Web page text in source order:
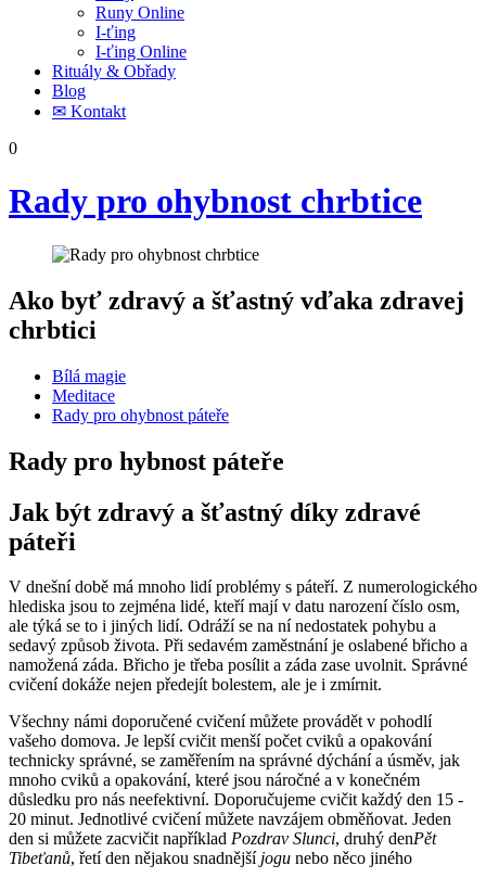
Runy Online
I-ťing
I-ťing Online
Rituály & Obřady
Blog
✉ Kontakt
0
Rady pro ohybnost chrbtice
Ako byť zdravý a šťastný vďaka zdravej
chrbtici
Bílá magie
Meditace
Rady pro ohybnost páteře
Rady pro hybnost páteře
Jak být zdravý a šťastný díky zdravé
páteři
V dnešní době má mnoho lidí problémy s páteří. Z numerologického
hlediska jsou to zejména lidé, kteří mají v datu narození číslo osm,
ale týká se to i jiných lidí. Odráží se na ní nedostatek pohybu a
sedavý způsob života. Při sedavém zaměstnání je oslabené břicho a
namožená záda. Břicho je třeba posílit a záda zase uvolnit. Správné
cvičení dokáže nejen předejít bolestem, ale je i zmírnit.
Všechny námi doporučené cvičení můžete provádět v pohodlí
vašeho domova. Je lepší cvičit menší počet cviků a opakování
technicky správné, se zaměřením na správné dýchání a úsměv, jak
mnoho cviků a opakování, které jsou náročné a v konečném
důsledku pro nás neefektivní. Doporučujeme cvičit každý den 15 -
20 minut. Jednotlivé cvičení můžete navzájem obměňovat. Jeden
den si můžete zacvičit například Pozdrav Slunci, druhý denPět
Tibeťanů, řetí den nějakou snadnější jogu nebo něco jiného